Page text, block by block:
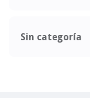
Sin categoría